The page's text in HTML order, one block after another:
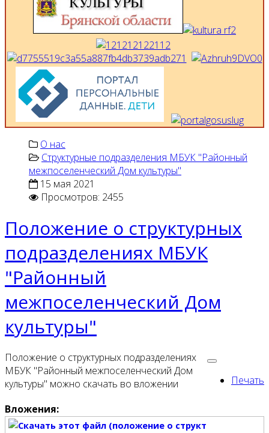
О нас
Структурные подразделения МБУК "Районный
межпоселенческий Дом культуры"
15 мая 2021
Просмотров: 2455
Положение о структурных
подразделениях МБУК
"Районный
межпоселенческий Дом
культуры"
Печать
Положение о структурных подразделениях
МБУК "Районный межпоселенческий Дом
культуры" можно скачать во вложении
Вложения: